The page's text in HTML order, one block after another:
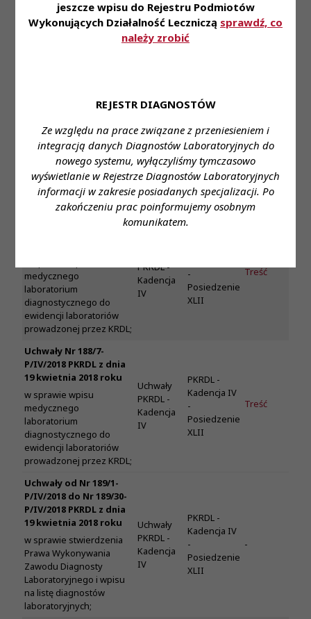
jeszcze wpisu do Rejestru Podmiotów
Wykonujących Działalność Leczniczą sprawdź, co
należy zrobić
REJESTR DIAGNOSTÓW
Ze względu na prace związane z przeniesieniem i
integracją danych Diagnostów Laboratoryjnych do
nowego systemu, wyłączyliśmy tymczasowo
wyświetlanie w Rejestrze Diagnostów Laboratoryjnych
informacji w zakresie posiadanych specjalizacji. Po
zakończeniu prac poinformujemy osobnym
komunikatem.
medycznego
laboratorium
PKRDL -
Kadencja
IV
-
Posiedzenie
XLII
Treść
P/IV/2018 PKRDL z dnia
19 kwietnia 2018 roku
w sprawie wpisu
medycznego
laboratorium
diagnostycznego do
ewidencji laboratoriów
prowadzonej przez KRDL;
PKRDL -
Kadencja
IV
Kadencja IV
-
Posiedzenie
XLII
Treść
medycznego
laboratorium
diagnostycznego do
ewidencji laboratoriów
prowadzonej przez KRDL;
PKRDL -
Kadencja
IV
-
Posiedzenie
XLII
Treść
Uchwały Nr 188/7-
P/IV/2018 PKRDL z dnia
19 kwietnia 2018 roku
w sprawie wpisu
medycznego
laboratorium
diagnostycznego do
ewidencji laboratoriów
prowadzonej przez KRDL;
Uchwały
PKRDL -
Kadencja
IV
PKRDL -
Kadencja IV
-
Posiedzenie
XLII
Treść
Uchwały od Nr 189/1-
P/IV/2018 do Nr 189/30-
P/IV/2018 PKRDL z dnia
19 kwietnia 2018 roku
w sprawie stwierdzenia
Prawa Wykonywania
Zawodu Diagnosty
Laboratoryjnego i wpisu
na listę diagnostów
laboratoryjnych;
Uchwały
PKRDL -
Kadencja
IV
PKRDL -
Kadencja IV
-
Posiedzenie
XLII
-